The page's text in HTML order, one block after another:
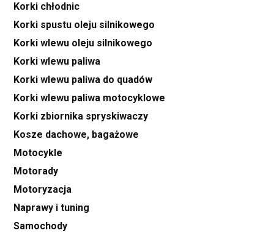
Korki chłodnic
Korki spustu oleju silnikowego
Korki wlewu oleju silnikowego
Korki wlewu paliwa
Korki wlewu paliwa do quadów
Korki wlewu paliwa motocyklowe
Korki zbiornika spryskiwaczy
Kosze dachowe, bagażowe
Motocykle
Motorady
Motoryzacja
Naprawy i tuning
Samochody